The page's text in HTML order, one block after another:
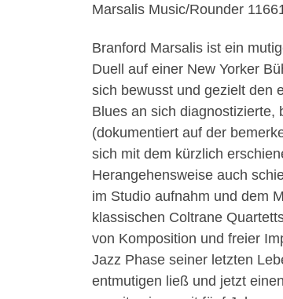
Marsalis Music/Rounder
Branford Marsalis ist ein
Duell auf einer New Yorker
sich bewusst und gezielt den
Blues an sich diagnostizierte,
(dokumentiert auf der
sich mit dem kürzlich
Herangehensweise auch
im Studio aufnahm und dem
klassischen Coltrane
von Komposition und freier
Jazz Phase seiner letzten
entmutigen ließ und jetzt